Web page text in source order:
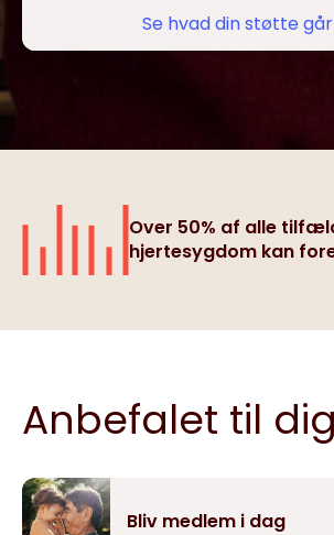
Se hvad din støtte
Over 50% af alle
hjertesygdom kan
Anbefalet til dig
Bliv medlem i dag